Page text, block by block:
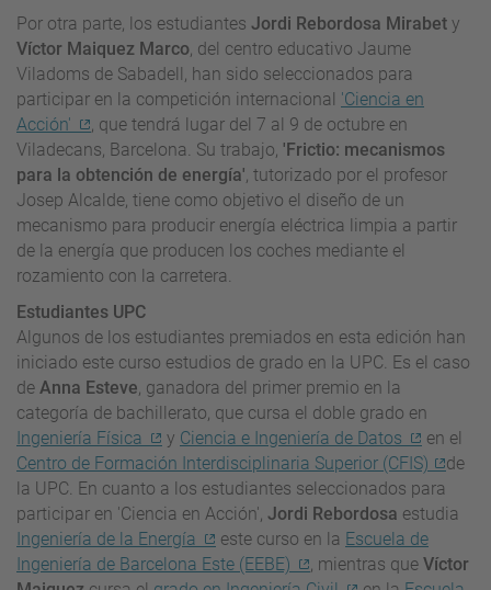
Por otra parte, los estudiantes Jordi Rebordosa Mirabet y
Víctor Maiquez Marco, del centro educativo Jaume
Viladoms de Sabadell, han sido seleccionados para
participar en la competición internacional 'Ciencia en
Acción'
, que tendrá lugar del 7 al 9 de octubre en
Viladecans, Barcelona. Su trabajo, 'Frictio: mecanismos
para la obtención de energía', tutorizado por el profesor
Josep Alcalde, tiene como objetivo el diseño de un
mecanismo para producir energía eléctrica limpia a partir
de la energía que producen los coches mediante el
rozamiento con la carretera.
Estudiantes UPC
Algunos de los estudiantes premiados en esta edición han
iniciado este curso estudios de grado en la UPC. Es el caso
de Anna Esteve, ganadora del primer premio en la
categoría de bachillerato, que cursa el doble grado en
Ingeniería Física
y Ciencia e Ingeniería de Datos
en el
Centro de Formación Interdisciplinaria Superior (CFIS)
de
la UPC. En cuanto a los estudiantes seleccionados para
participar en 'Ciencia en Acción', Jordi Rebordosa estudia
Ingeniería de la Energía
este curso en la Escuela de
Ingeniería de Barcelona Este (EEBE)
, mientras que Víctor